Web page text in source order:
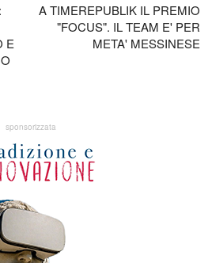
E
A TIMEREPUBLIK IL PREMIO
"FOCUS". IL TEAM E' PER
META' MESSINESE
sponsorizzata